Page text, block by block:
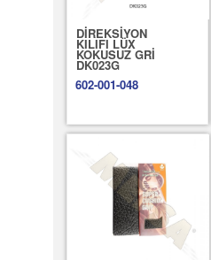
DİREKSİYON
KILIFI LÜX
KOKUSUZ GRİ
DK023G
602-001-048